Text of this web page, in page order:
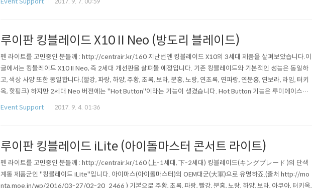
루이판 킹블레이드 X10 II Neo (방도리 블레이드)
펜 라이트를 고민중인 분들께 : http://centrair.kr/160 지난번엔 킹블레이드 X10의 3세대 제품을 살펴보았습니다.이
글에서는 킹블레이드 X10 II Neo, 즉 2세대 개선판을 살펴볼 예정입니다. 기존 킹블레이드와 기본적인 성능은 동일하
고, 색상 사양 또한 동일합니다.(빨강, 파랑, 하양, 주황, 초록, 보라, 분홍, 노랑, 연초록, 연파랑, 연분홍, 연보라, 라임, 터키
옥, 핫핑크) 하지만 2세대 Neo 버전에는 "Hot Button"이라는 기능이 생겼습니다. Hot Button 기능은 루미에이스의
Event Support 2017. 9. 4. 01:36
루이판 킹블레이드 iLite (아이돌마스터 콘서트 라이트)
펜 라이트를 고민중인 분들께 : http://centrair.kr/160 (上-1세대, 下-2세대) 킹블레이드(キングブレード )의 단색
계통 제품군인 "킹블레이드 iLite"입니다. 아이마스(아이돌마스터)의 OEM대군(大軍)으로 유명하죠.(출처 http://mo
nta.moe.in/wp/2016/03-27/02-20_2466 ) 기본으로 주황, 초록, 파랑, 빨강, 분홍, 노랑, 하양, 보라, 아쿠아, 터키옥,